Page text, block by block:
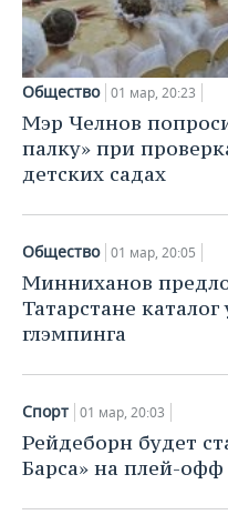
Общество 01 мар, 20:23
Мэр Челнов
палку» при
детских садах
Общество 01 мар, 20:05
Минниханов
Татарстане
глэмпинга
Спорт 01 мар, 20:03
Рейдеборн будет
Барса» на плей-офф